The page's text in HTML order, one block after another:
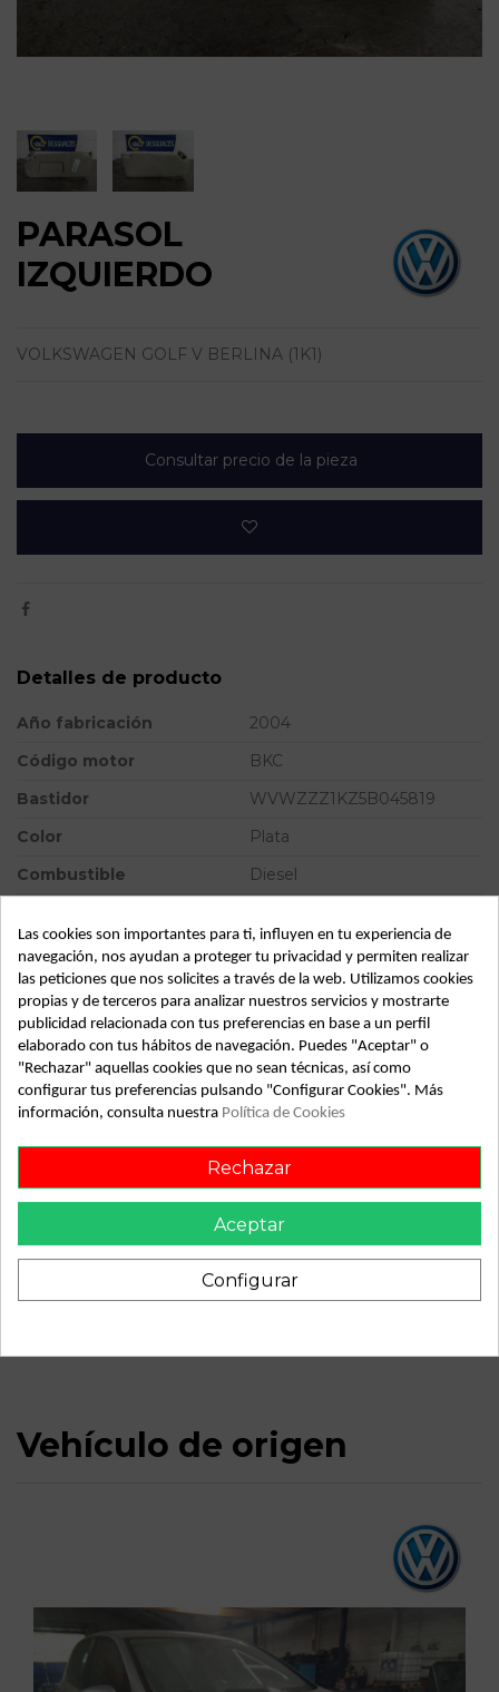
PARASOL
IZQUIERDO
VOLKSWAGEN GOLF V BERLINA (1K1)
Consultar precio de la pieza
Detalles de producto
Año fabricación
2004
Código motor
BKC
Bastidor
WVWZZZ1KZ5B045819
Color
Plata
Combustible
Diesel
Modelo
GOLF V BERLINA (1K1)
Tipo vehículo
Turismo
Almacén
49349
SubAlmacén
386
SubSubAlmacén
100029995
2026-06-02
Descripción
Recambio de parasol izquierdo para volkswagen golf v
Vehículo de origen
Las cookies son importantes para ti, influyen en tu experiencia de
navegación, nos ayudan a proteger tu privacidad y permiten realizar
las peticiones que nos solicites a través de la web. Utilizamos cookies
propias y de terceros para analizar nuestros servicios y mostrarte
publicidad relacionada con tus preferencias en base a un perfil
elaborado con tus hábitos de navegación. Puedes "Aceptar" o
"Rechazar" aquellas cookies que no sean técnicas, así como
configurar tus preferencias pulsando "Configurar Cookies". Más
información, consulta nuestra Política de Cookies
Rechazar
Aceptar
Configurar